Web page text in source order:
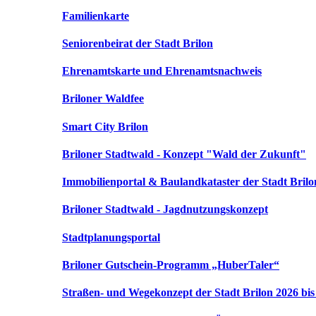
Familienkarte
Seniorenbeirat der Stadt Brilon
Ehrenamtskarte und Ehrenamtsnachweis
Briloner Waldfee
Smart City Brilon
Briloner Stadtwald - Konzept "Wald der Zukunft"
Immobilienportal & Baulandkataster der Stadt
Briloner Stadtwald - Jagdnutzungskonzept
Stadtplanungsportal
Briloner Gutschein-Programm „HuberTaler“
Straßen- und Wegekonzept der Stadt Brilon 2026 bis